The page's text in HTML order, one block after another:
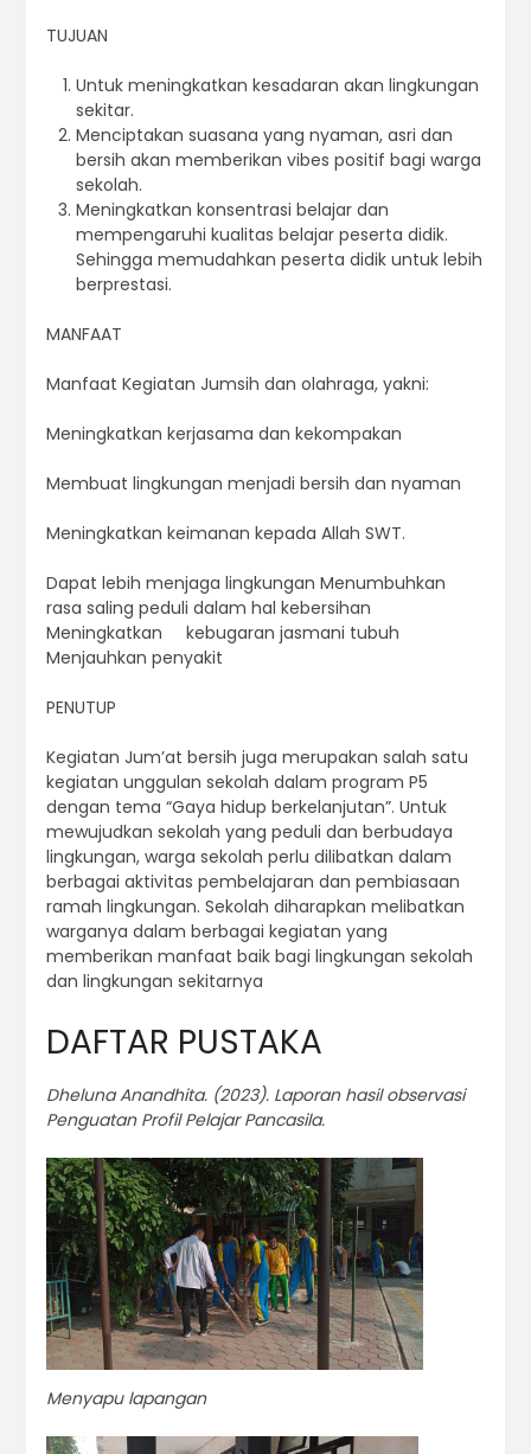
TUJUAN
Untuk meningkatkan kesadaran akan lingkungan
sekitar.
Menciptakan suasana yang nyaman, asri dan
bersih akan memberikan vibes positif bagi warga
sekolah.
Meningkatkan konsentrasi belajar dan
mempengaruhi kualitas belajar peserta didik.
Sehingga memudahkan peserta didik untuk lebih
berprestasi.
MANFAAT
Manfaat Kegiatan Jumsih dan olahraga, yakni:
Meningkatkan kerjasama dan kekompakan
Membuat lingkungan menjadi bersih dan nyaman
Meningkatkan keimanan kepada Allah SWT.
Dapat lebih menjaga lingkungan Menumbuhkan
rasa saling peduli dalam hal kebersihan
Meningkatkan kebugaran jasmani tubuh
Menjauhkan penyakit
PENUTUP
Kegiatan Jum’at bersih juga merupakan salah satu
kegiatan unggulan sekolah dalam program P5
dengan tema “Gaya hidup berkelanjutan”. Untuk
mewujudkan sekolah yang peduli dan berbudaya
lingkungan, warga sekolah perlu dilibatkan dalam
berbagai aktivitas pembelajaran dan pembiasaan
ramah lingkungan. Sekolah diharapkan melibatkan
warganya dalam berbagai kegiatan yang
memberikan manfaat baik bagi lingkungan sekolah
dan lingkungan sekitarnya
DAFTAR PUSTAKA
Dheluna Anandhita. (2023). Laporan hasil observasi
Penguatan Profil Pelajar Pancasila.
Menyapu lapangan